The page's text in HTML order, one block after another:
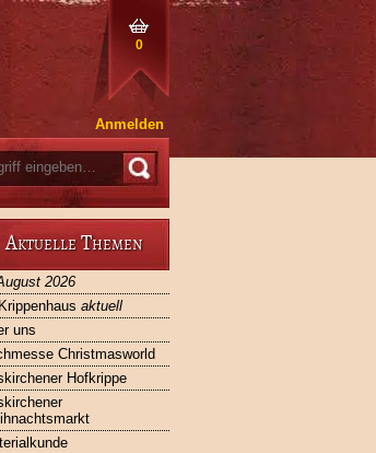
0
Anmelden
Aktuelle Themen
2026
Krippenhaus aktuell
uns
Christmasworld
Hofkrippe